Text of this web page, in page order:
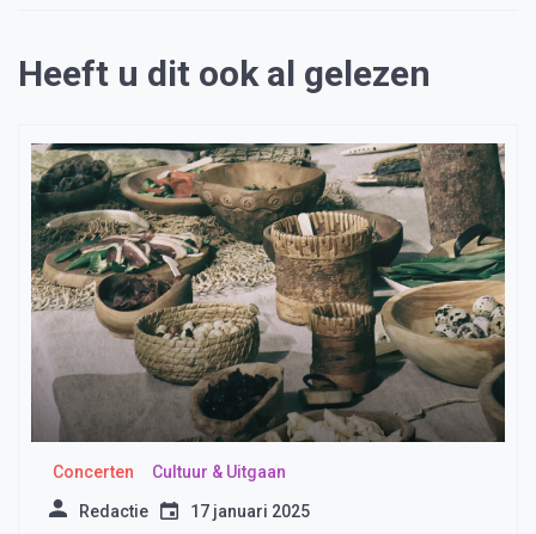
Heeft u dit ook al gelezen
Concerten Cultuur & Uitgaan
Redactie 17 januari 2025